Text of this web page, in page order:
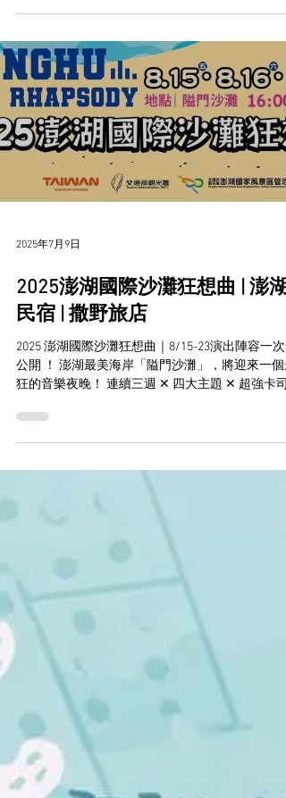
(如:牙刷、牙膏、刮鬍刀、梳子…等) 民宿有提供洗
裝水，請入住旅客自行攜帶水瓶，民宿樓層都有飲
水機可以裝水 邀請您與我們一同為地球盡一份心力
若真的忘記攜帶了 民宿1樓櫃台旁 也可以供你購買
請自行準備零錢或隨意捐贈 其款項全數捐至海洋公
民基金會 款項明細會再公佈在臉書/官網 一起減碳
宿 查詢撒野住宿優惠 😘 快來追蹤我IG LINE@：
@sayyeahinn (@記得加上去唷) FB： Say Yeah Inn
野旅店 #我在澎湖撒野旅店 #等你來澎湖撒野 #澎湖
花火節住宿 #澎湖環保旅店
2025年7月9日
2025澎湖國際沙灘狂想曲 | 澎湖
民宿 | 撒野旅店
2025 澎湖國際沙灘狂想曲｜8/15-23演出陣容一次
公開 ！ 澎湖最美海岸「隘門沙灘」，將迎來一個
狂的音樂夜晚！ 連續三週 ✕ 四大主題 ✕ 超強卡
沙灘狂想曲 活動時間｜8/8-8/23...